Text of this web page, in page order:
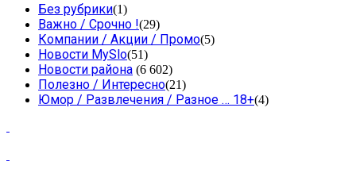
Без рубрики(1)
Важно / Срочно !(29)
Компании / Акции / Промо(5)
Новости MySlo(51)
Новости района (6 602)
Полезно / Интересно(21)
Юмор / Развлечения / Разное … 18+(4)